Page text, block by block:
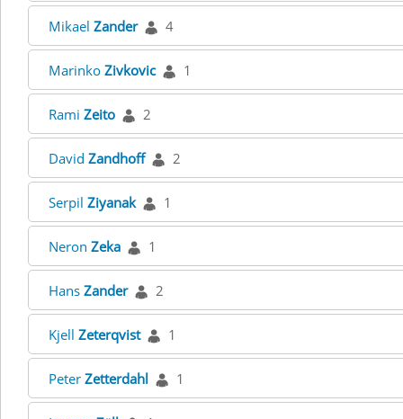
Mikael Zander 4
Marinko Zivkovic 1
Rami Zeito 2
David Zandhoff 2
Serpil Ziyanak 1
Neron Zeka 1
Hans Zander 2
Kjell Zeterqvist 1
Peter Zetterdahl 1